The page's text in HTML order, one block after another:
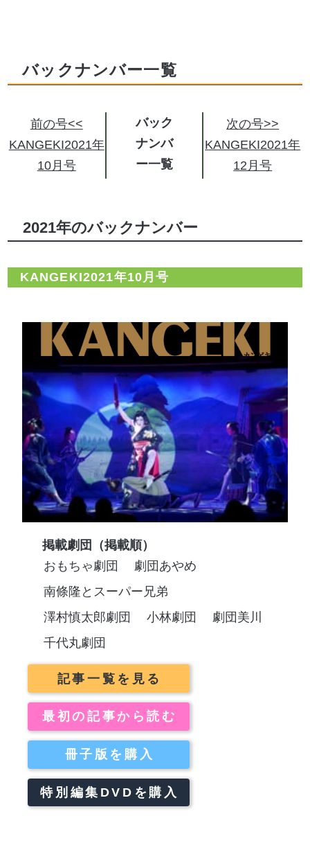
バックナンバー一覧
前の号<<
KANGEKI2021年
10月号
バック
ナンバ
ー
次の号>>
KANGEKI2021年
12月号
2021年のバックナンバー
KANGEKI2021年10月号
掲載劇団（掲載順）
おもちゃ劇団
劇団あやめ
南條隆とスーパー兄弟
澤村慎太郎劇団
小林劇団
劇団美川
千代丸劇団
記事一覧を見る
最初の記事から読む
冊子版を購入
特別編集DVDを購入